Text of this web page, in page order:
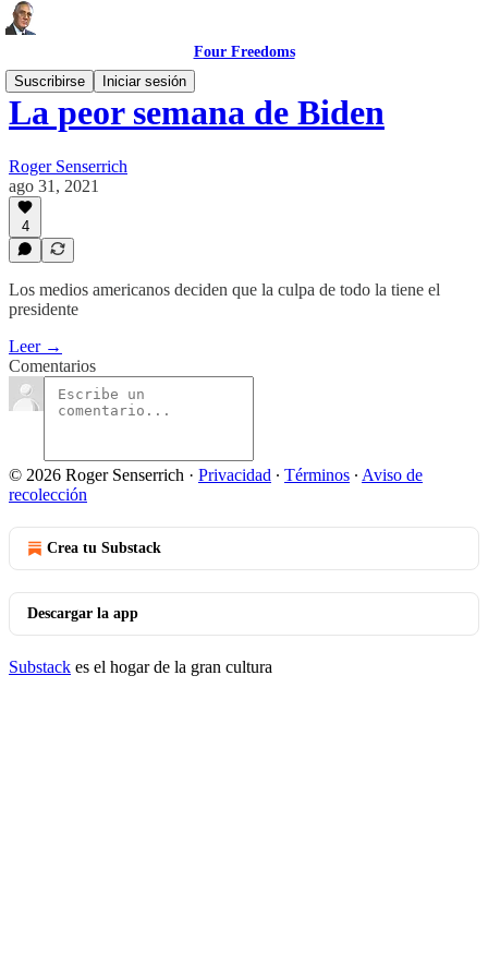
Four Freedoms
Suscribirse
Iniciar sesión
La peor semana de Biden
Roger Senserrich
ago 31, 2021
4
Los medios americanos deciden que la culpa de todo la tiene el
presidente
Leer →
Comentarios
© 2026 Roger Senserrich · Privacidad ∙ Términos ∙ Aviso de
recolección
Crea tu Substack
Descargar la app
Substack es el hogar de la gran cultura